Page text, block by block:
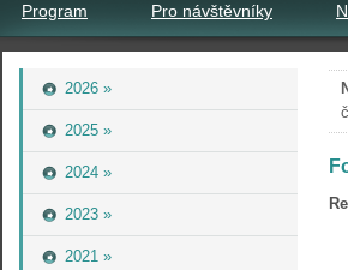
Program Pro návštěvníky
2026 »
2025 »
2024 »
2023 »
2021 »